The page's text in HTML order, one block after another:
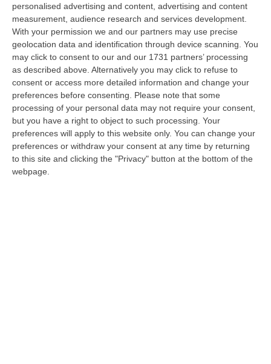
personalised advertising and content, advertising and content
measurement, audience research and services development.
With your permission we and our partners may use precise
geolocation data and identification through device scanning. You
may click to consent to our and our 1731 partners’ processing
as described above. Alternatively you may click to refuse to
consent or access more detailed information and change your
preferences before consenting.
Please note that some
processing of your personal data may not require your consent,
but you have a right to object to such processing. Your
preferences will apply to this website only. You can change your
preferences or withdraw your consent at any time by returning
to this site and clicking the "Privacy" button at the bottom of the
webpage.
Clicca e segui “Corriere della Calabria” su Google News
CATANZARODubbi, calcoli e magari qualche
incubo: Catanzaro che torna in mano al
centrodestra. La notte appena trascorsa non
dev’essere stata semplice per Ernesto
Magorno, agitata dalle amministrative del
capoluogo di regione. A far tribolare il
segretario regionale la notizia ufficiale del
ritorno di Ap (Ncd) nell’alveo naturale del